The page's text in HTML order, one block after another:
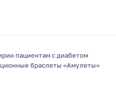
пациентам с диабетом
браслеты «Амулеты»